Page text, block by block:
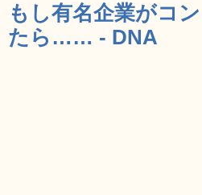
もし有名企業がコ
たら…… - DNA